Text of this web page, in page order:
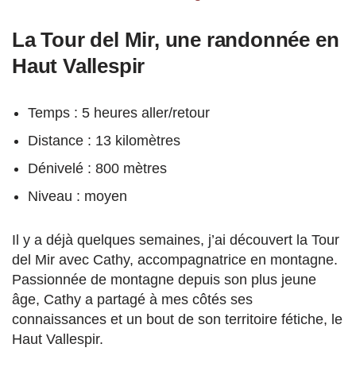
La Tour del Mir, une randonnée en
Haut Vallespir
Temps : 5 heures aller/retour
Distance : 13 kilomètres
Dénivelé : 800 mètres
Niveau : moyen
Il y a déjà quelques semaines, j’ai découvert la Tour
del Mir avec Cathy, accompagnatrice en montagne.
Passionnée de montagne depuis son plus jeune
âge, Cathy a partagé à mes côtés ses
connaissances et un bout de son territoire fétiche, le
Haut Vallespir.